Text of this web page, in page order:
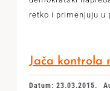
retko i primenjuju u
Jača kontrola
Datum: 23.03.2015.